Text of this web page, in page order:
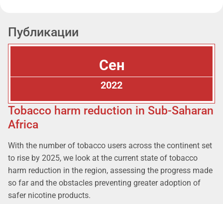
Публикации
Сен
2022
Tobacco harm reduction in Sub-Saharan
Africa
With the number of tobacco users across the continent set
to rise by 2025, we look at the current state of tobacco
harm reduction in the region, assessing the progress made
so far and the obstacles preventing greater adoption of
safer nicotine products.